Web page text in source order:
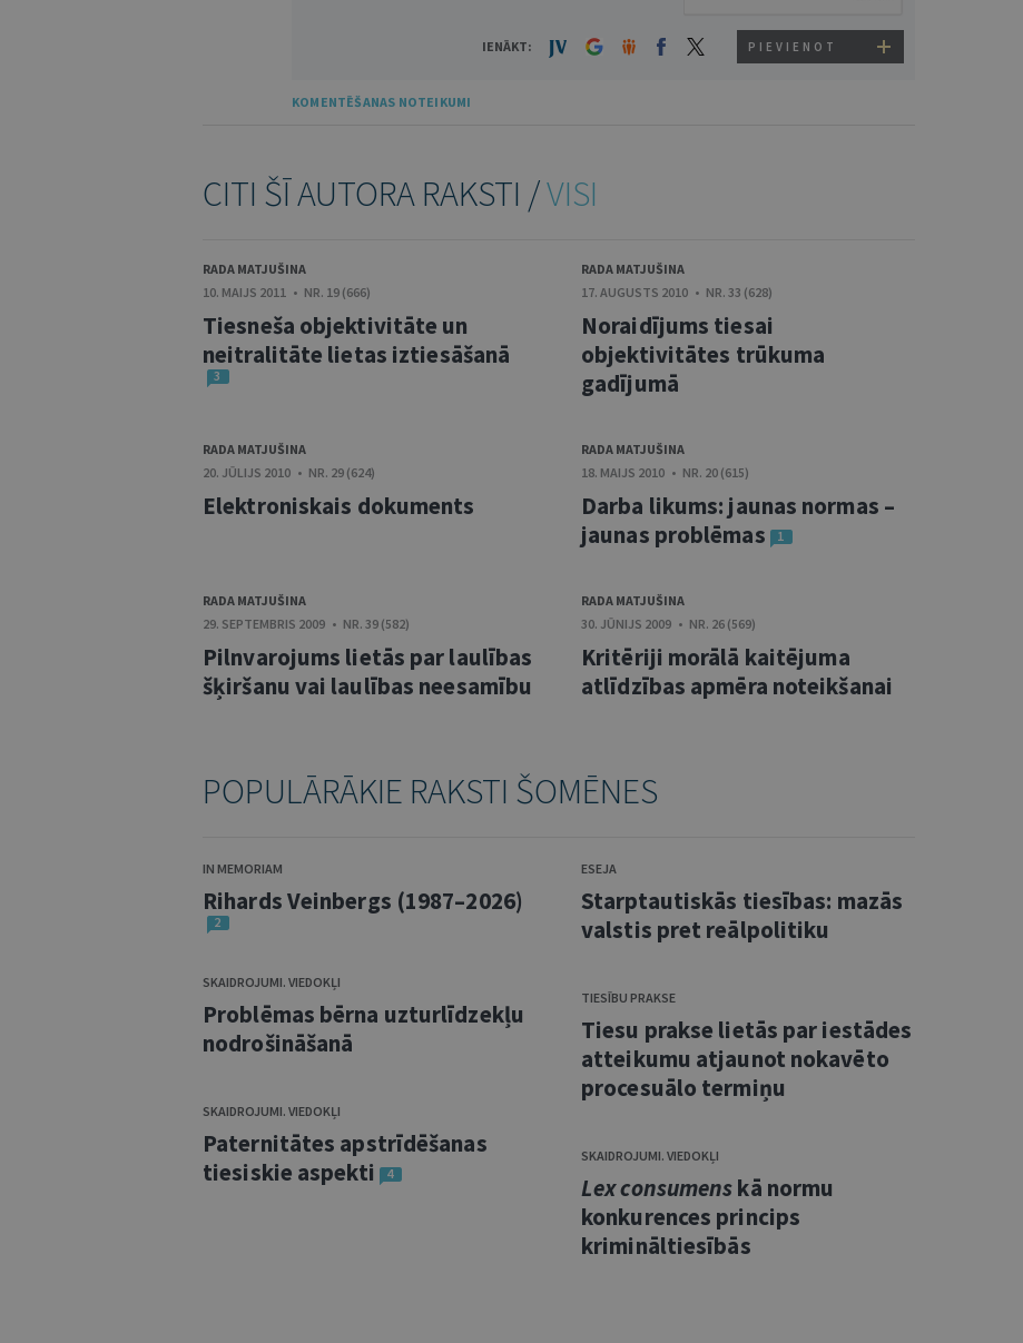
IENĀKT: PIEVIENOT
KOMENTĒŠANAS NOTEIKUMI
CITI ŠĪ AUTORA RAKSTI /VISI
RADA MATJUŠINA
10. MAIJS 2011 • NR. 19 (666)
Tiesneša objektivitāte un
neitralitāte lietas iztiesāšanā
3
RADA MATJUŠINA
17. AUGUSTS 2010 • NR. 33 (628)
Noraidījums tiesai
objektivitātes trūkuma
gadījumā
RADA MATJUŠINA
20. JŪLIJS 2010 • NR. 29 (624)
Elektroniskais dokuments
RADA MATJUŠINA
18. MAIJS 2010 • NR. 20 (615)
Darba likums: jaunas normas –
jaunas problēmas
1
RADA MATJUŠINA
29. SEPTEMBRIS 2009 • NR. 39 (582)
Pilnvarojums lietās par laulības
šķiršanu vai laulības neesamību
RADA MATJUŠINA
30. JŪNIJS 2009 • NR. 26 (569)
Kritēriji morālā kaitējuma
atlīdzības apmēra noteikšanai
POPULĀRĀKIE RAKSTI ŠOMĒNES
IN MEMORIAM
Rihards Veinbergs (1987–2026)
2
SKAIDROJUMI. VIEDOKĻI
Problēmas bērna uzturlīdzekļu
nodrošināšanā
SKAIDROJUMI. VIEDOKĻI
Paternitātes apstrīdēšanas
tiesiskie aspekti
4
ESEJA
Starptautiskās tiesības: mazās
valstis pret reālpolitiku
TIESĪBU PRAKSE
Tiesu prakse lietās par iestādes
atteikumu atjaunot nokavēto
procesuālo termiņu
SKAIDROJUMI. VIEDOKĻI
Lex consumenskā normu
konkurences princips
krimināltiesībās